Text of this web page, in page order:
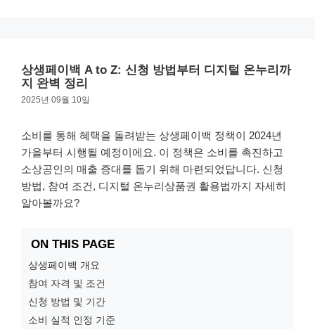
상생페이백 A to Z: 신청 방법부터 디지털 온누리까
지 완벽 정리
2025년 09월 10일
소비를 통해 혜택을 돌려받는 상생페이백 정책이 2024년
가을부터 시행될 예정이에요. 이 정책은 소비를 촉진하고
소상공인의 매출 증대를 돕기 위해 마련되었답니다. 신청
방법, 참여 조건, 디지털 온누리상품권 활용법까지 자세히
알아볼까요?
ON THIS PAGE
상생페이백 개요
참여 자격 및 조건
신청 방법 및 기간
소비 실적 인정 기준